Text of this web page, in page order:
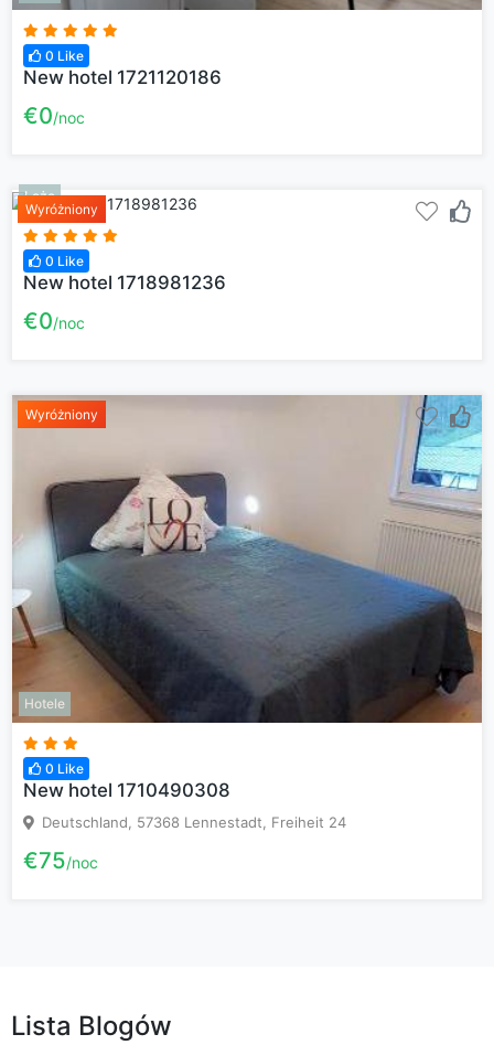
0 Like
New hotel 1721120186
€0 noc
Loże
Wyróżniony
0 Like
New hotel 1718981236
€0 noc
Hotele
Wyróżniony
0 Like
New hotel 1710490308
Deutschland, 57368 Lennestadt, Freiheit 24
€75 noc
Lista Blogów